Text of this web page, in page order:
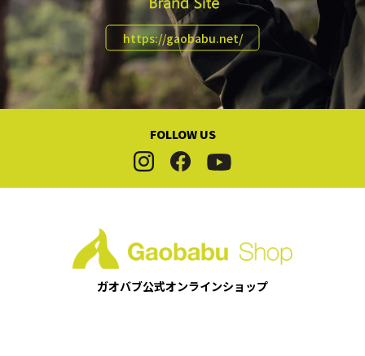
https://gaobabu.net/
FOLLOW US
ガオバブ公式オンラインショップ